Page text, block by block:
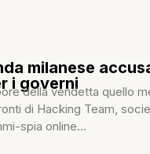
milanese
i governi
della vendetta quello
di Hacking Team,
spia online...